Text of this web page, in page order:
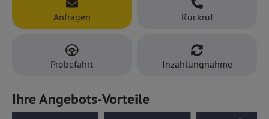
Anfragen Rückruf
Probefahrt Inzahlungnahme
Ihre Angebots-Vorteile